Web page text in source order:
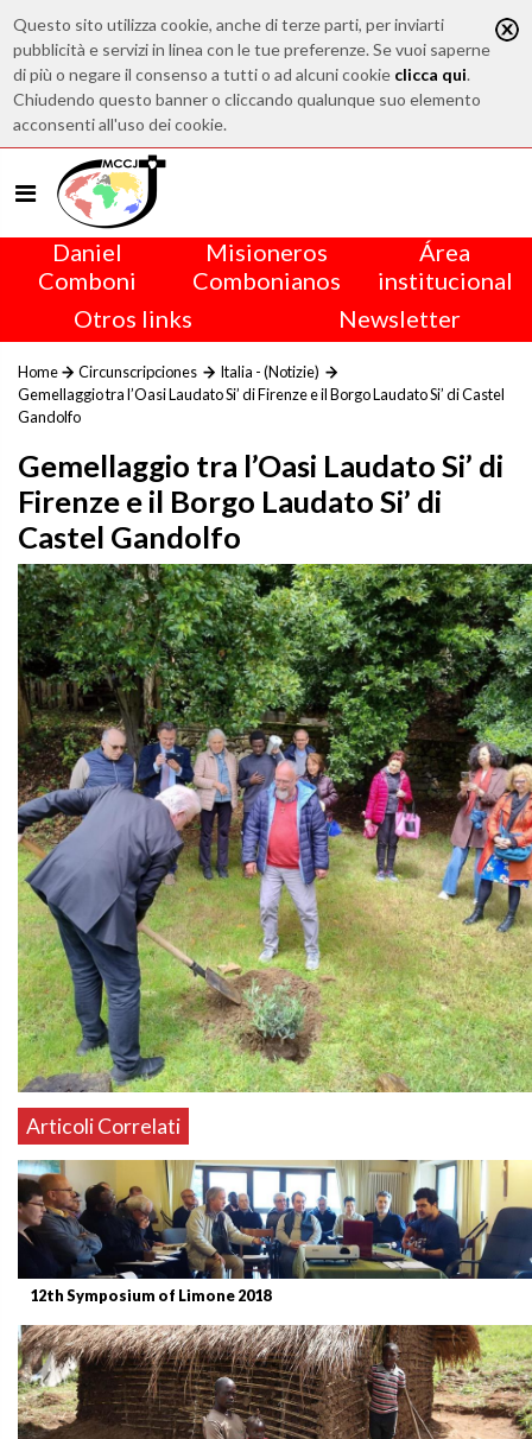
Questo sito utilizza cookie, anche di terze parti, per inviarti
pubblicità e servizi in linea con le tue preferenze. Se vuoi saperne
di più o negare il consenso a tutti o ad alcuni cookie clicca qui.
Chiudendo questo banner o cliccando qualunque suo elemento
acconsenti all'uso dei cookie.
Daniel
Comboni
Misioneros
Combonianos
Área
institucional
Otros links
Newsletter
Home Circunscripciones
Italia - (Notizie)
Gemellaggio tra l’Oasi Laudato Si’ di Firenze e il Borgo Laudato Si’ di Castel
Gandolfo
Gemellaggio tra l’Oasi Laudato Si’ di
Firenze e il Borgo Laudato Si’ di
Castel Gandolfo
Articoli Correlati
12th Symposium of Limone 2018